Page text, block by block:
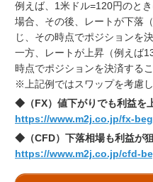
例えば、1米ドル=120円のと
場合、その後、レートが下落
じ、その時点でポジションを
一方、レートが上昇（例えば
時点でポジションを決済する
※上記例ではスワップを考慮し
◆（FX）値下がりでも利益を
https://www.m2j.co.jp/fx-
◆（CFD）下落相場も利益が
https://www.m2j.co.jp/cfd-